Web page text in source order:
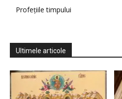
Profețiile timpului
Ultimele articole